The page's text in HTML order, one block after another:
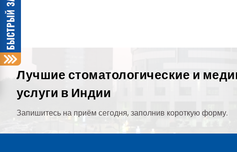
Лучшие стоматологические и
услуги в Индии
Запишитесь на приём сегодня, заполнив короткую форму.